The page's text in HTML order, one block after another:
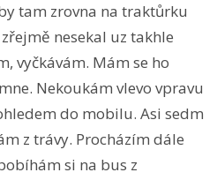
tam zrovna na traktůrku
nesekal uz takhle
vyčkávám. Mám se ho
Nekoukám vlevo vpravu
do mobilu. Asi sedm
z trávy. Procházím dále
si na bus z